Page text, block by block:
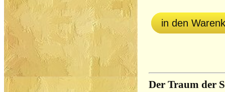
in den
Der Traum der